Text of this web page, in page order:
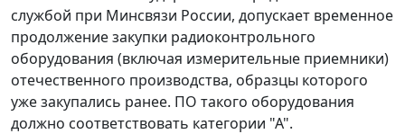
службой при Минсвязи России, допускает временное
продолжение закупки радиоконтрольного
оборудования (включая измерительные приемники)
отечественного производства, образцы которого
уже закупались ранее. ПО такого оборудования
должно соответствовать категории "А".